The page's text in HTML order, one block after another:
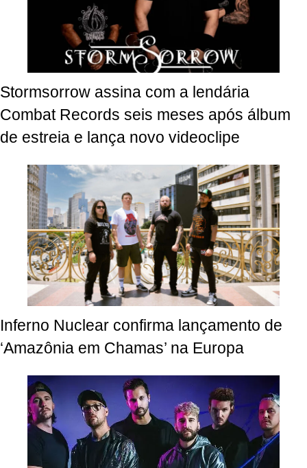
Stormsorrow assina com a lendária
Combat Records seis meses após álbum
de estreia e lança novo videoclipe
Inferno Nuclear confirma lançamento de
‘Amazônia em Chamas’ na Europa